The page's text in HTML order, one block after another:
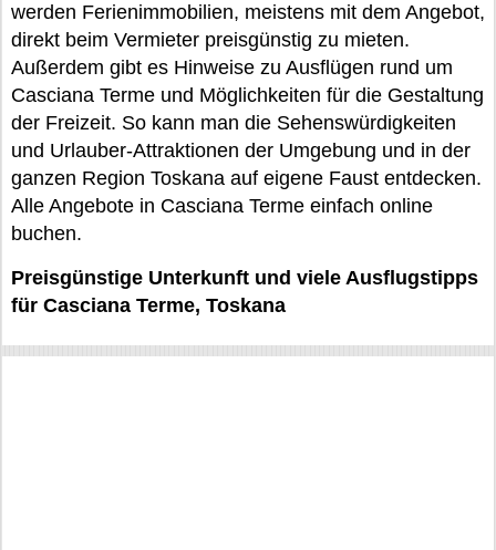
werden Ferienimmobilien, meistens mit dem Angebot,
direkt beim Vermieter preisgünstig zu mieten.
Außerdem gibt es Hinweise zu Ausflügen rund um
Casciana Terme und Möglichkeiten für die Gestaltung
der Freizeit. So kann man die Sehenswürdigkeiten
und Urlauber-Attraktionen der Umgebung und in der
ganzen Region Toskana auf eigene Faust entdecken.
Alle Angebote in Casciana Terme einfach online
buchen.
Preisgünstige Unterkunft und viele Ausflugstipps
für Casciana Terme, Toskana